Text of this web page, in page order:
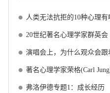
人类无法抗拒的10种心理
20世纪著名心理学家群英会
演唱会上，为什么观众会跟
著名心理学家荣格(Carl
弗洛伊德专题1：成长经历